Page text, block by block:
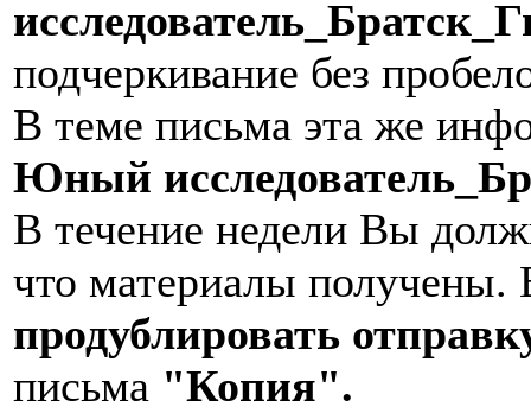
подчеркивание без
В теме письма эта же
Юный
В течение недели Вы
что материалы получены.
продублировать
письма "Копия".